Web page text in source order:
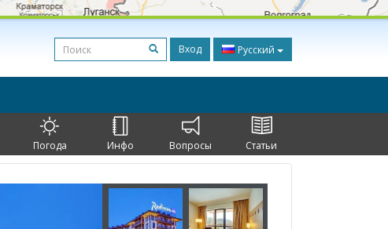
Вход Русский
Погода Инфо Вопросы Статьи